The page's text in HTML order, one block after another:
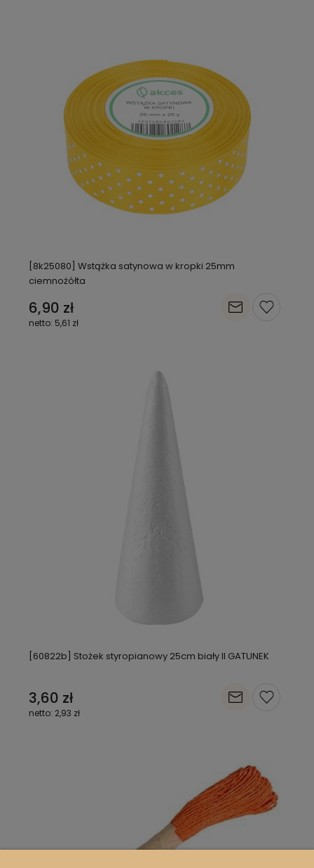
[8k25080] Wstążka satynowa w kropki 25mm
ciemnożółta
6,90 zł
5,61 zł
[60822b] Stożek styropianowy 25cm biały II GATUNEK
3,60 zł
2,93 zł